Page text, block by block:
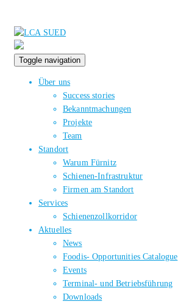
Toggle navigation
Über uns
Success stories
Bekanntmachungen
Projekte
Team
Standort
Warum Fürnitz
Schienen-Infrastruktur
Firmen am Standort
Services
Schienenzollkorridor
Aktuelles
News
Foodis- Opportunities Catalogue
Events
Terminal- und Betriebsführung
Downloads